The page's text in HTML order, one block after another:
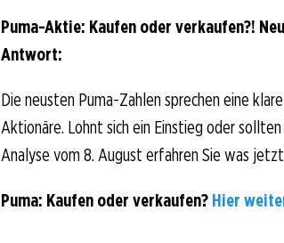
Puma-Aktie: Kaufen oder verkaufen?!
Antwort:
Die neusten Puma-Zahlen sprechen eine
Aktionäre. Lohnt sich ein Einstieg oder
Analyse vom 8. August erfahren Sie was
Puma: Kaufen oder verkaufen? Hier